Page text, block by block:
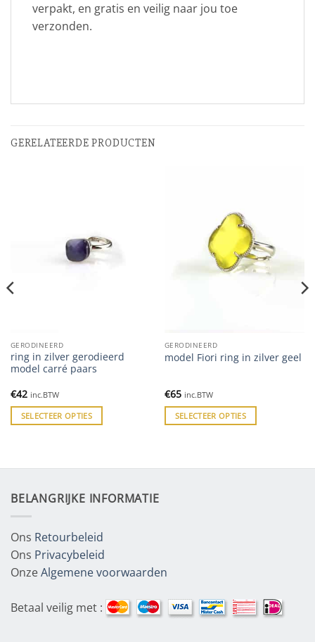
verpakt, en gratis en veilig naar jou toe
verzonden.
GERELATEERDE PRODUCTEN
GERODINEERD
ring in zilver gerodieerd
model carré paars
€42 inc.BTW
SELECTEER OPTIES
GERODINEERD
model Fiori ring in zilver geel
€65 inc.BTW
SELECTEER OPTIES
BELANGRIJKE INFORMATIE
Ons Retourbeleid
Ons Privacybeleid
OnzeAlgemene voorwaarden
Betaal veilig met :